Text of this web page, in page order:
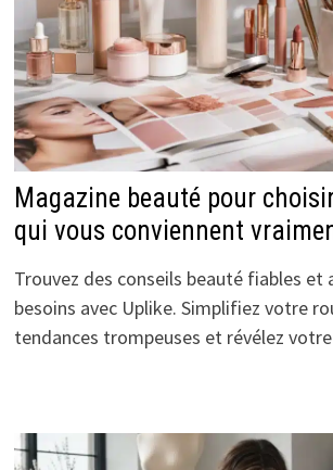
Magazine beauté pour
qui vous conviennent
Trouvez des conseils beauté fiables et
besoins avec Uplike. Simplifiez votre
tendances trompeuses et révélez